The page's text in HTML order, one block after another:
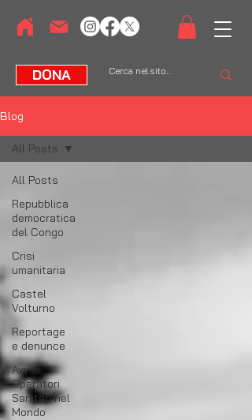
DONA
Blog
All Posts
Repubblica
democratica
del Congo
Crisi
umanitaria
Castel
Volturno
Reportage
e denunce
Avvisi
Operatori
Sanitari nel
Mondo
All Posts